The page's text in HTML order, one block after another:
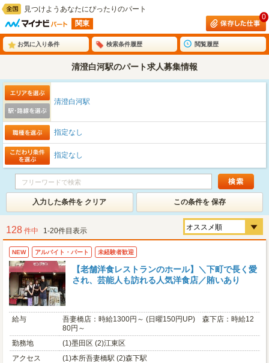
見つけようあなたにぴったりのパート
関東
0
お気に入り条件 検索条件履歴 閲覧履歴
清澄白河駅のパート求人募集情報
清澄白河駅
指定なし
指定なし
入力した条件を クリア この条件を 保存
128 件中 1-20件目表示
NEW アルバイト・パート 未経験者歓迎
【老舗洋食レストランのホール】＼下町で長く愛
され、芸能人も訪れる人気洋食店／賄いあり
給与
吾妻橋店：時給1300円～ (日曜150円UP) 森下店：時給12
80円～
勤務地
(1)墨田区 (2)江東区
アクセス
(1)本所吾妻橋駅 (2)森下駅